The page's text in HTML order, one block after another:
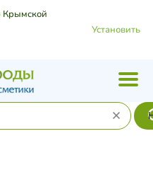
Установить